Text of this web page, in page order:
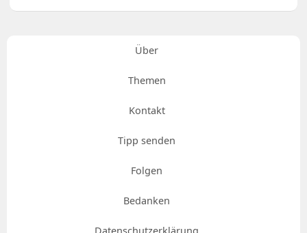
Über
Themen
Kontakt
Tipp senden
Folgen
Bedanken